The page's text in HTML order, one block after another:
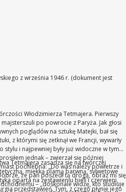
z września 1946 r. (dokument jest
Włodzimierza Tetmajera. Pierwszy
po powrocie z Paryża. Jak głosi
poglądów na sztukę Matejki, bał się
z którymi się zetknął we Francji, wywarły
stylu i najpewniej były już widoczne w tym
jednak – zwierzał się później
pochlebna: „Do was należy powietrze i
że pan poszedł tą drogą, obraz mi się
– „doskonale widzę, kto studiuje
Tetmajera zasadza się na twórczej
miękką plamą barwną, sylwetowe
oparta na zestawieniu bieli i czerwieni,
przedstawień. Tym, z czego płynie jego